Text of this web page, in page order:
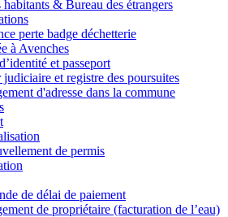
& Bureau des étrangers
perte badge déchetterie
à Avenches
et passeport
judiciaire et registre des poursuites
d'adresse dans la commune
de permis
de délai de paiement
de propriétaire (facturation de l’eau)